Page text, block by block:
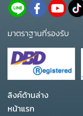
มาตราฐานที่รองรับ
ลิงค์ด้านล่าง
หน้าแรก